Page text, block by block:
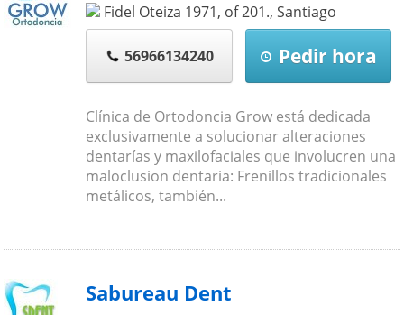
Fidel Oteiza 1971, of 201.,Santiago
56966134240 Pedir hora
Clínica de Ortodoncia Grow está dedicada
exclusivamente a solucionar alteraciones
dentarías y maxilofaciales que involucren una
maloclusion dentaria: Frenillos tradicionales
metálicos, también...
Sabureau Dent